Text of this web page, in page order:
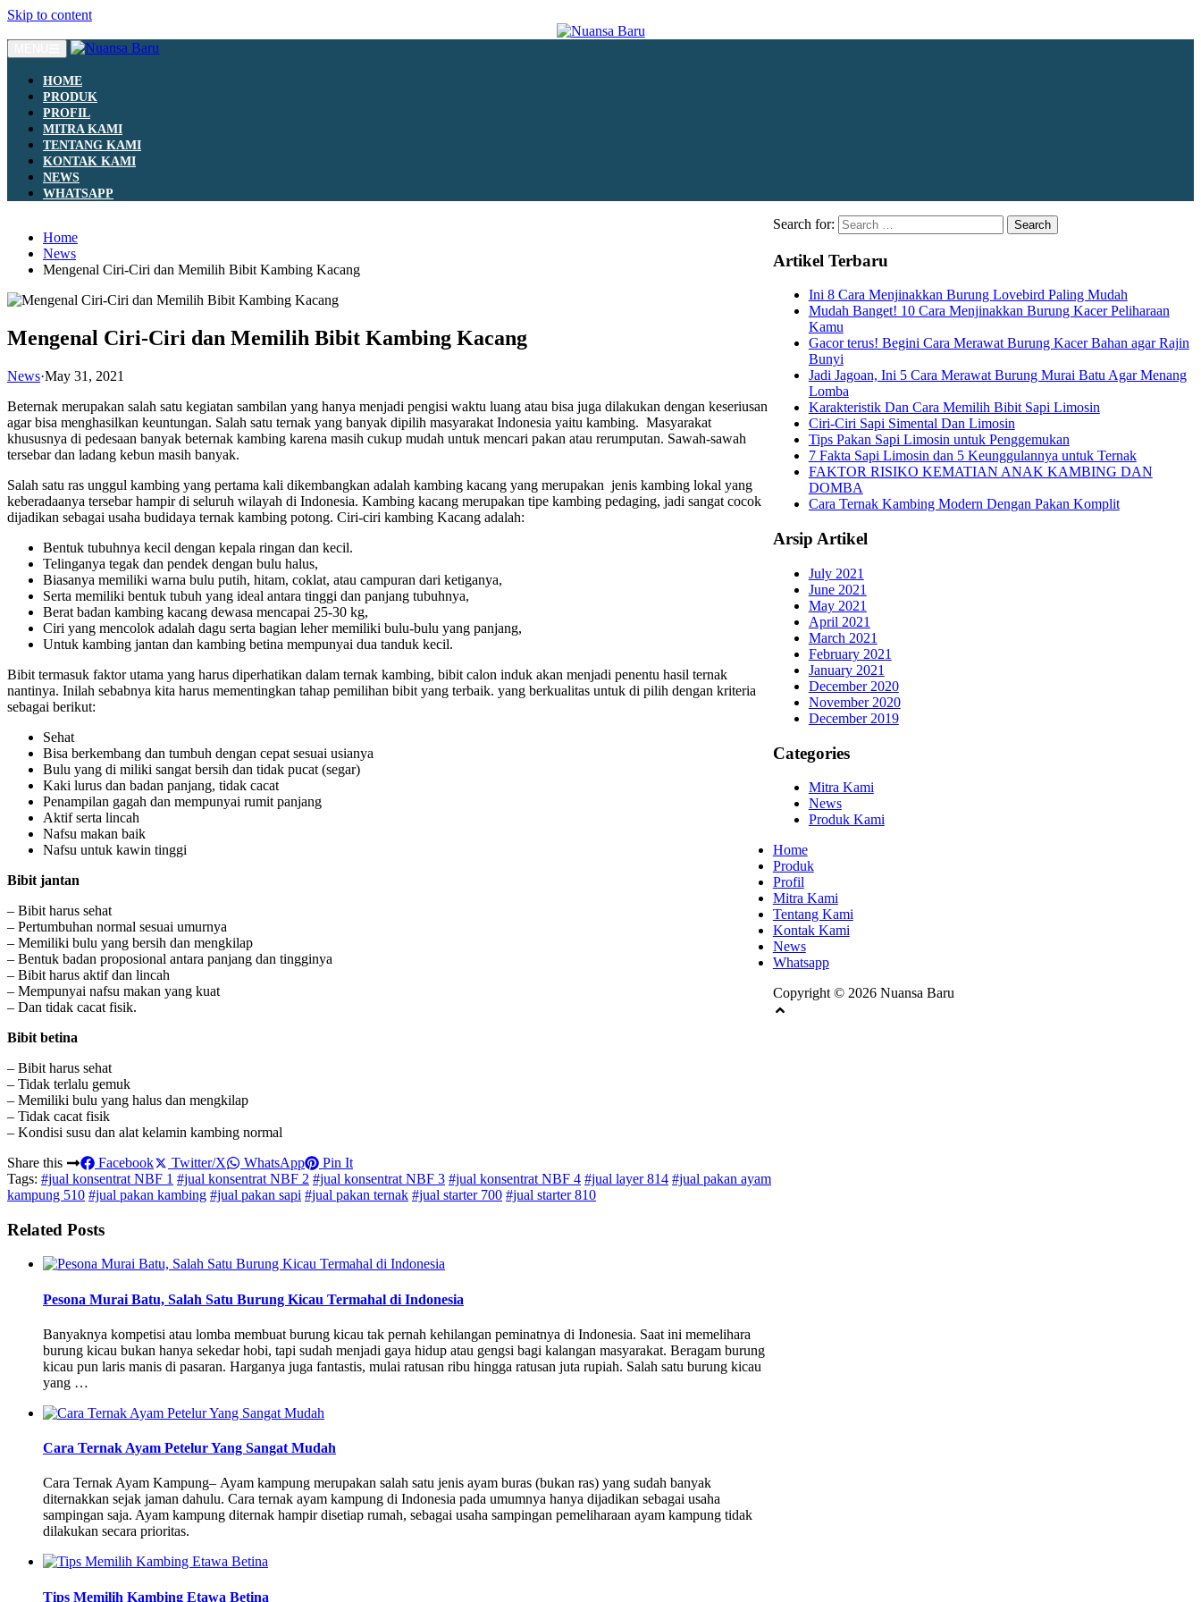
Skip to content
HOME
PRODUK
PROFIL
MITRA KAMI
TENTANG KAMI
KONTAK KAMI
NEWS
WHATSAPP
Home
News
Mengenal Ciri-Ciri dan Memilih Bibit Kambing Kacang
Mengenal Ciri-Ciri dan Memilih Bibit Kambing Kacang
News·May 31, 2021
Beternak merupakan salah satu kegiatan sambilan yang hanya menjadi pengisi waktu luang atau bisa juga dilakukan dengan keseriusan
agar bisa menghasilkan keuntungan. Salah satu ternak yang banyak dipilih masyarakat Indonesia yaitu kambing. Masyarakat
khususnya di pedesaan banyak beternak kambing karena masih cukup mudah untuk mencari pakan atau rerumputan. Sawah-sawah
tersebar dan ladang kebun masih banyak.
Salah satu ras unggul kambing yang pertama kali dikembangkan adalah kambing kacang yang merupakan jenis kambing lokal yang
keberadaanya tersebar hampir di seluruh wilayah di Indonesia. Kambing kacang merupakan tipe kambing pedaging, jadi sangat cocok
dijadikan sebagai usaha budidaya ternak kambing potong. Ciri-ciri kambing Kacang adalah:
Bentuk tubuhnya kecil dengan kepala ringan dan kecil.
Telinganya tegak dan pendek dengan bulu halus,
Biasanya memiliki warna bulu putih, hitam, coklat, atau campuran dari ketiganya,
Serta memiliki bentuk tubuh yang ideal antara tinggi dan panjang tubuhnya,
Berat badan kambing kacang dewasa mencapai 25-30 kg,
Ciri yang mencolok adalah dagu serta bagian leher memiliki bulu-bulu yang panjang,
Untuk kambing jantan dan kambing betina mempunyai dua tanduk kecil.
Bibit termasuk faktor utama yang harus diperhatikan dalam ternak kambing, bibit calon induk akan menjadi penentu hasil ternak
nantinya. Inilah sebabnya kita harus mementingkan tahap pemilihan bibit yang terbaik. yang berkualitas untuk di pilih dengan kriteria
sebagai berikut:
Sehat
Bisa berkembang dan tumbuh dengan cepat sesuai usianya
Bulu yang di miliki sangat bersih dan tidak pucat (segar)
Kaki lurus dan badan panjang, tidak cacat
Penampilan gagah dan mempunyai rumit panjang
Aktif serta lincah
Nafsu makan baik
Nafsu untuk kawin tinggi
Bibit jantan
– Bibit harus sehat
– Pertumbuhan normal sesuai umurnya
– Memiliki bulu yang bersih dan mengkilap
– Bentuk badan proposional antara panjang dan tingginya
– Bibit harus aktif dan lincah
– Mempunyai nafsu makan yang kuat
– Dan tidak cacat fisik.
Bibit betina
– Bibit harus sehat
– Tidak terlalu gemuk
– Memiliki bulu yang halus dan mengkilap
– Tidak cacat fisik
– Kondisi susu dan alat kelamin kambing normal
Share this
Facebook Twitter/X WhatsApp
Pin It
Tags: #jual konsentrat NBF 1 #jual konsentrat NBF 2 #jual konsentrat NBF 3 #jual konsentrat NBF 4 #jual layer 814 #jual pakan ayam
kampung 510 #jual pakan kambing #jual pakan sapi #jual pakan ternak #jual starter 700 #jual starter 810
Related Posts
Pesona Murai Batu, Salah Satu Burung Kicau Termahal di Indonesia
Banyaknya kompetisi atau lomba membuat burung kicau tak pernah kehilangan peminatnya di Indonesia. Saat ini memelihara
burung kicau bukan hanya sekedar hobi, tapi sudah menjadi gaya hidup atau gengsi bagi kalangan masyarakat. Beragam burung
kicau pun laris manis di pasaran. Harganya juga fantastis, mulai ratusan ribu hingga ratusan juta rupiah. Salah satu burung kicau
yang …
Cara Ternak Ayam Petelur Yang Sangat Mudah
Cara Ternak Ayam Kampung– Ayam kampung merupakan salah satu jenis ayam buras (bukan ras) yang sudah banyak
diternakkan sejak jaman dahulu. Cara ternak ayam kampung di Indonesia pada umumnya hanya dijadikan sebagai usaha
sampingan saja. Ayam kampung diternak hampir disetiap rumah, sebagai usaha sampingan pemeliharaan ayam kampung tidak
dilakukan secara prioritas.
Tips Memilih Kambing Etawa Betina
Search for:
Artikel Terbaru
Ini 8 Cara Menjinakkan Burung Lovebird Paling Mudah
Mudah Banget! 10 Cara Menjinakkan Burung Kacer Peliharaan
Kamu
Gacor terus! Begini Cara Merawat Burung Kacer Bahan agar Rajin
Bunyi
Jadi Jagoan, Ini 5 Cara Merawat Burung Murai Batu Agar Menang
Lomba
Karakteristik Dan Cara Memilih Bibit Sapi Limosin
Ciri-Ciri Sapi Simental Dan Limosin
Tips Pakan Sapi Limosin untuk Penggemukan
7 Fakta Sapi Limosin dan 5 Keunggulannya untuk Ternak
FAKTOR RISIKO KEMATIAN ANAK KAMBING DAN
DOMBA
Cara Ternak Kambing Modern Dengan Pakan Komplit
Arsip Artikel
July 2021
June 2021
May 2021
April 2021
March 2021
February 2021
January 2021
December 2020
November 2020
December 2019
Categories
Mitra Kami
News
Produk Kami
Home
Produk
Profil
Mitra Kami
Tentang Kami
Kontak Kami
News
Whatsapp
Copyright © 2026 Nuansa Baru